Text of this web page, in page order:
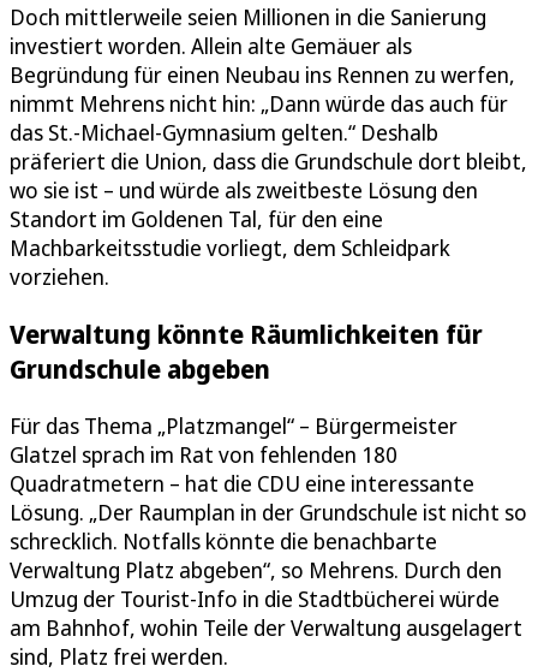
Doch mittlerweile seien Millionen in die Sanierung
investiert worden. Allein alte Gemäuer als
Begründung für einen Neubau ins Rennen zu werfen,
nimmt Mehrens nicht hin: „Dann würde das auch für
das St.-Michael-Gymnasium gelten.“ Deshalb
präferiert die Union, dass die Grundschule dort bleibt,
wo sie ist – und würde als zweitbeste Lösung den
Standort im Goldenen Tal, für den eine
Machbarkeitsstudie vorliegt, dem Schleidpark
vorziehen.
Verwaltung könnte Räumlichkeiten für
Grundschule abgeben
Für das Thema „Platzmangel“ – Bürgermeister
Glatzel sprach im Rat von fehlenden 180
Quadratmetern – hat die CDU eine interessante
Lösung. „Der Raumplan in der Grundschule ist nicht so
schrecklich. Notfalls könnte die benachbarte
Verwaltung Platz abgeben“, so Mehrens. Durch den
Umzug der Tourist-Info in die Stadtbücherei würde
am Bahnhof, wohin Teile der Verwaltung ausgelagert
sind, Platz frei werden.